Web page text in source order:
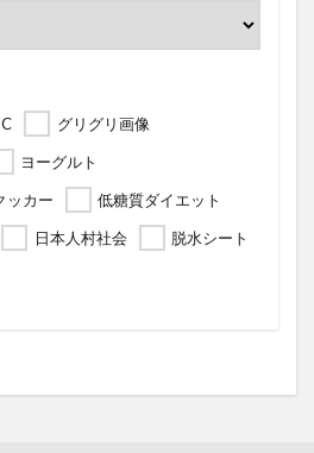
グリグリ画像
ヨーグルト
ッカー
低糖質ダイエット
日本人村社会 脱水シート